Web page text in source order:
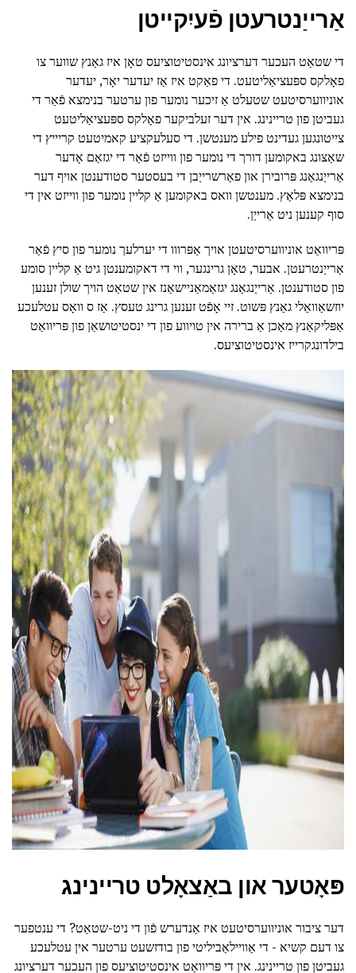
אַרייַנטרעטן פֿעיִקייטן
די שטאַט העכער דערציונג אינסטיטוציעס טאָן איז גאַנץ שווער צו
פאָלקס ספּעציאַליטעט. די פאַקט איז אַז יעדער יאָר, יעדער
אוניווערסיטעט שטעלט אַ זיכער נומער פון ערטער בנימצא פֿאַר די
געביטן פון טריינינג. אין דער זעלביקער פאָלקס ספּעציאַליטעט
צייטונגען געדינט פילע מענטשן. די סעלעקציע קאמיטעט קריייץ די
שאַצונג באקומען דורך די נומער פון ווייזט פֿאַר די יגזאַם אָדער
אַרייַנגאַנג פּרובירן און פאַרשרייַבן די בעסטער סטודענטן אויף דער
בנימצא פּלאַץ. מענטשן וואס באקומען אַ קליין נומער פון ווייזט אין די
סוף קענען ניט אַרייַן.
פּריוואַט אוניווערסיטעטן אויך אַפּרווו די יערלעך נומער פון סיץ פֿאַר
אַרייַנטרעטן. אבער, טאָן גרינגער, ווי די דאקומענטן גיט אַ קליין סומע
פון סטודענטן. אַרייַנגאַנג יגזאַמאַניישאַנז אין שטאַט הויך שולן זענען
יוזשאַוואַלי גאַנץ פּשוט. זיי אָפֿט זענען גרינג טעסץ. אַז ס וואָס עטלעכע
אַפּליקאַנץ מאַכן אַ ברירה אין טויווע פון די ינסטיטושאַן פון פּריוואַט
בילדונגקרייז אינסטיטוציעס.
ad
פּאָטער און באַצאָלט טריינינג
דער ציבור אוניווערסיטעט איז אַנדערש פֿון די ניט-שטאַט? די ענטפער
צו דעם קשיא - די אַוויילאַביליטי פון בודזשעט ערטער אין עטלעכע
געביטן פון טריינינג. אין די פּריוואַט אינסטיטוציעס פון העכער דערציונג